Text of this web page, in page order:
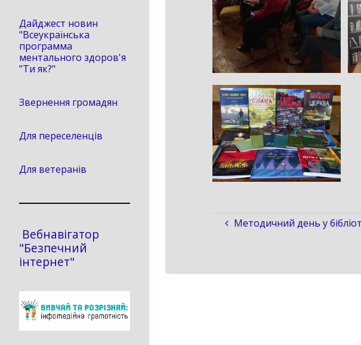
Методичний день у
Дайджест новин
"Всеукраїнська
программа
ментального здоров'я
"Ти як?"
Звернення громадян
Для переселенців
Для ветеранів
Вебнавігатор
"Безпечний
інтернет"